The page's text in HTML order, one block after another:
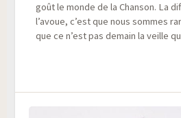
goût le monde de la Chan­son. La
l’avoue, c’est que nous sommes
que ce n’est pas demain la veille